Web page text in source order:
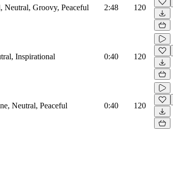
Neutral, Groovy, Peaceful 2:48 120
Inspirational 0:40 120
Neutral, Peaceful 0:40 120